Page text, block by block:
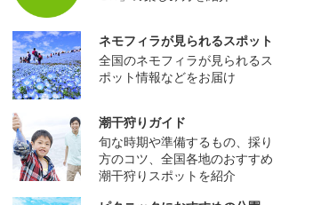
ネモフィラが見られるスポット
全国のネモフィラが見られるス
ポット情報などをお届け
潮干狩りガイド
旬な時期や準備するもの、採り
方のコツ、全国各地のおすすめ
潮干狩りスポットを紹介